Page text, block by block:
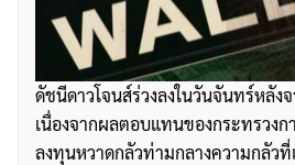
ดัชนีดาวโจนส์ร่วงลงในวันจันทร์หลัง
เนื่องจากผลตอบแทนของกระทรวง
ลงทุนหวาดกลัวท่ามกลางความกลัว